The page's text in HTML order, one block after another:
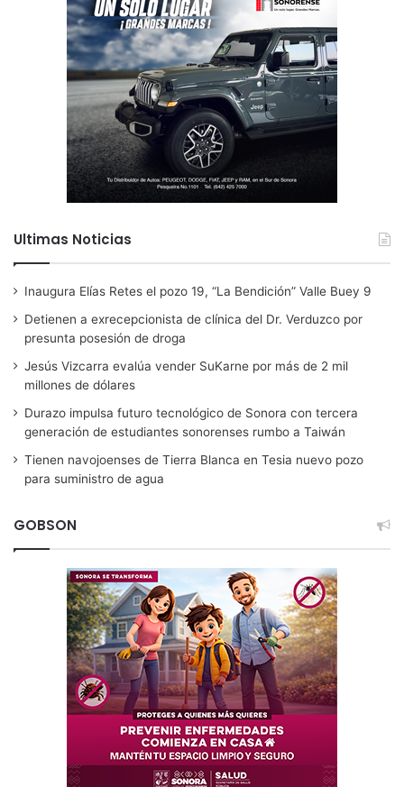
Ultimas Noticias
Inaugura Elías Retes el pozo 19, “La Bendición” Valle Buey 9
Detienen a exrecepcionista de clínica del Dr. Verduzco por
presunta posesión de droga
Jesús Vizcarra evalúa vender SuKarne por más de 2 mil
millones de dólares
Durazo impulsa futuro tecnológico de Sonora con tercera
generación de estudiantes sonorenses rumbo a Taiwán
Tienen navojoenses de Tierra Blanca en Tesia nuevo pozo
para suministro de agua
GOBSON